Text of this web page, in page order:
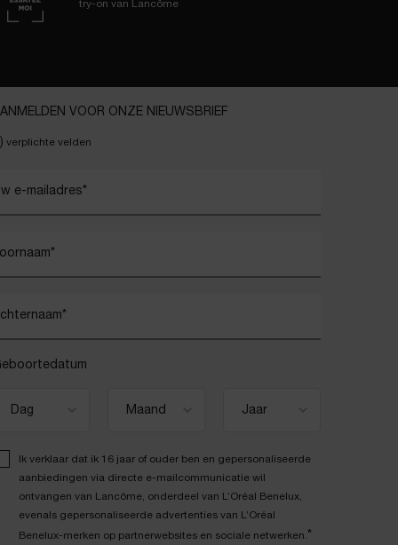
try-on van Lancôme
VOOR ONZE NIEUWSBRIEF
verplichte velden
e-mailadres*
*
*
Ik verklaar dat ik 16 jaar of ouder ben en gepersonaliseerde
aanbiedingen via directe e-mailcommunicatie wil
ontvangen van Lancôme, onderdeel van L’Oréal Benelux,
evenals gepersonaliseerde advertenties van L’Oréal
Benelux-merken op partnerwebsites en sociale netwerken.*